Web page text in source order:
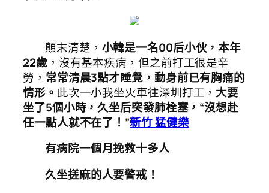
顛末清楚， 小韓是一名00后小伙，本年
22歲，沒有基本疾病，但之前打工很是辛
勞， 常常清晨3點才睡覺，動身前已有胸痛的
情形。 此次一小我坐火車往深圳打工， 大要
坐了5個小時，久坐后突發肺栓塞，“沒想赴
任一點人就不在了！”新竹 猛健樂
有病院一個月挽救十多人
久坐搓麻的人要警戒！